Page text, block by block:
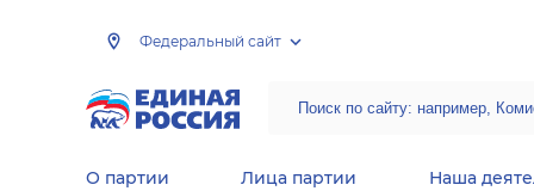
Федеральный сайт
О партии Лица партии Наша